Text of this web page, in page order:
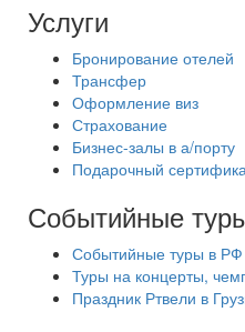
Услуги
Бронирование отелей
Трансфер
Оформление виз
Страхование
Бизнес-залы в а/порту
Подарочный
Событийные
Событийные туры в РФ
Туры на концерты,
Праздник Ртвели в